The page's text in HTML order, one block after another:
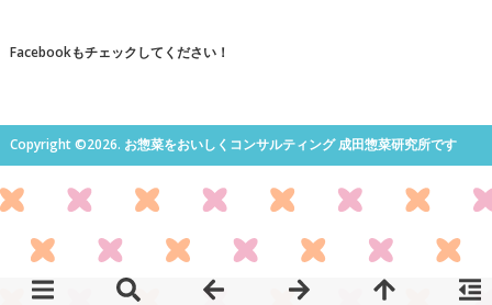
Facebookもチェックしてください！
Copyright ©2026. お惣菜をおいしくコンサルティング 成田惣菜研究所です